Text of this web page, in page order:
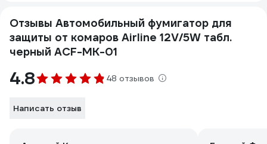
Отзывы Автомобильный фумигатор для
защиты от комаров Airline 12V/5W табл.
черный ACF-MK-01
4.8 48 отзывов
Написать отзыв